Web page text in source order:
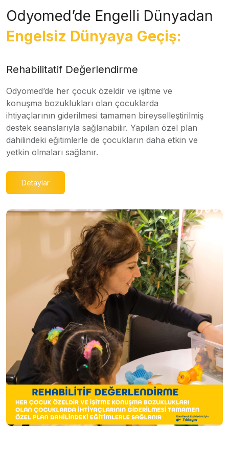
Odyomed’de Engelli Dünyadan
Engelsiz Dünyaya Geçiş:
Rehabilitatif Değerlendirme
Odyomed’de her çocuk özeldir ve işitme ve
konuşma bozuklukları olan çocuklarda
ihtiyaçlarının giderilmesi tamamen bireyselleştirilmiş
destek seanslarıyla sağlanabilir. Yapılan özel plan
dahilindeki eğitimlerle de çocukların daha etkin ve
yetkin olmaları sağlanır.
Detaylar